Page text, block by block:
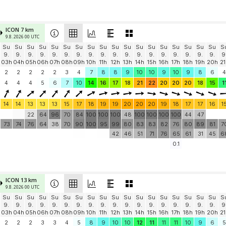
ICON 7 km
9.8. 2026 00 UTC
Su
9.
03h
Su
9.
04h
Su
9.
05h
Su
9.
06h
Su
9.
07h
Su
9.
08h
Su
9.
09h
Su
9.
10h
Su
9.
11h
Su
9.
12h
Su
9.
13h
Su
9.
14h
Su
9.
15h
Su
9.
16h
Su
9.
17h
Su
9.
18h
Su
9.
19h
Su
9.
20h
2
2 2 2 2 3 4 7 8 8 9 10 10 9 10 9 8 6
4
4
4 4 5 6 7 10 14 16 17 18 21 22 20 20 20 18 15
14 14 13 13 13 15 17 18 19 19 20 20 20 19 18 17 17 16
73 74
22
76
64
64
96
38
70
70
84
90
100
100
100
95
100
99
42
48
80
46
100
83
51
100
83
71
100
82
76
100
76
65
44
80
61
47
89
31
81
45
0.1
ICON 13 km
9.8. 2026 00 UTC
Su
9.
03h
Su
9.
04h
Su
9.
05h
Su
9.
06h
Su
9.
07h
Su
9.
08h
Su
9.
09h
Su
9.
10h
Su
9.
11h
Su
9.
12h
Su
9.
13h
Su
9.
14h
Su
9.
15h
Su
9.
16h
Su
9.
17h
Su
9.
18h
Su
9.
19h
Su
9.
20h
2
2 2 3 3 4 5 8 9 10 10 12 11 11 11 10 9 6
5